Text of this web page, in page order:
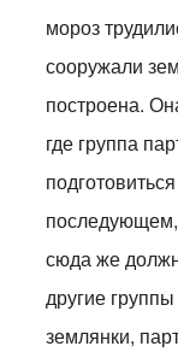
мороз
сооружали
построена.
где группа
последующем,
сюда же
другие
землянки,